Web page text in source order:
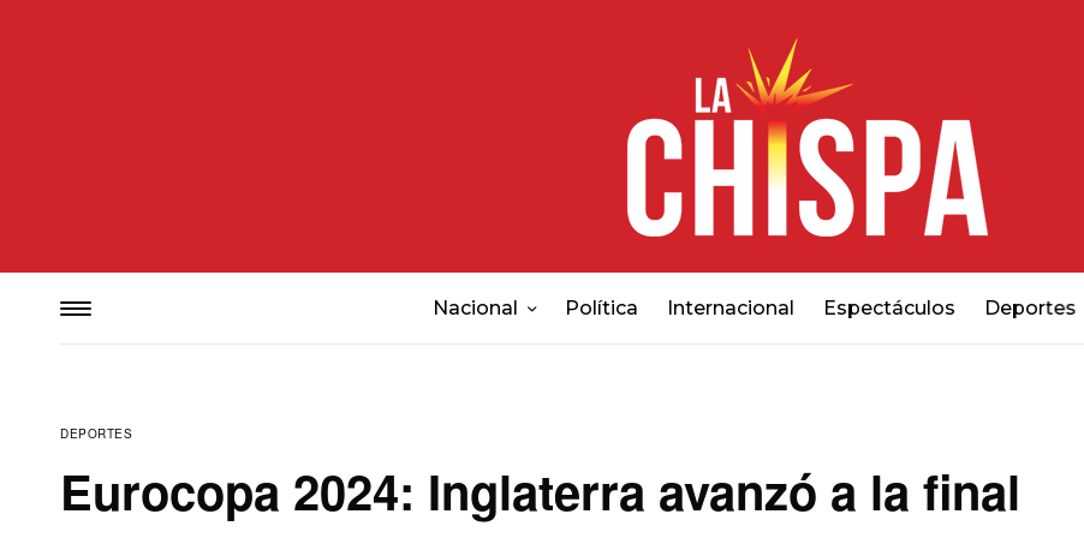
Nacional Política Internacional Espectáculos Deportes
DEPORTES
Eurocopa 2024: Inglaterra avanzó a la final